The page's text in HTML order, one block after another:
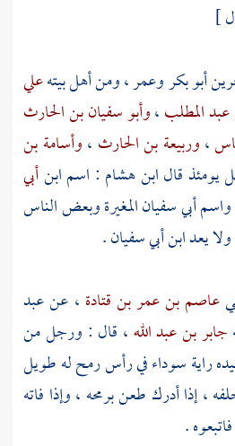
]
أبو بكروعمر، ومن أهل بيتهعلي
المطلب،وأبو سفيان بن الحارث
،وربيعة بن الحارث ،وأسامة بن
يومئذ قالابن هشام : اسم ابنأبي
واسمأبي سفيانالمغيرةوبعض الناس
يعدابن أبي سفيان.
عاصم بن عمر بن قتادة ، عنعبد
جابر بن عبد الله، قال : ورجل من
راية سوداء في رأس رمح له طويل
، إذا أدرك طعن برمحه ، وإذا فاته
.